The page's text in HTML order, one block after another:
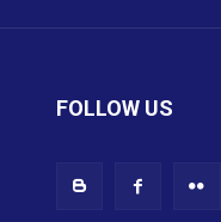
FOLLOW US